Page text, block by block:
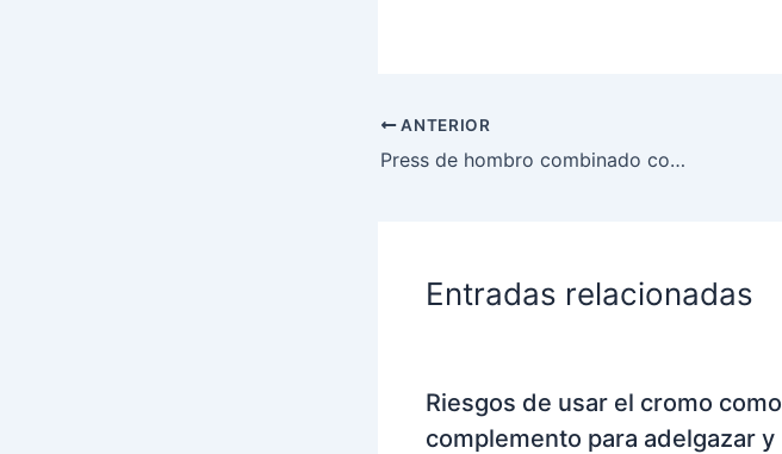
ANTERIOR
Press de hombro combinado con semi-sentadilla
Entradas relacionadas
Riesgos de usar el cromo como
complemento para adelgazar y